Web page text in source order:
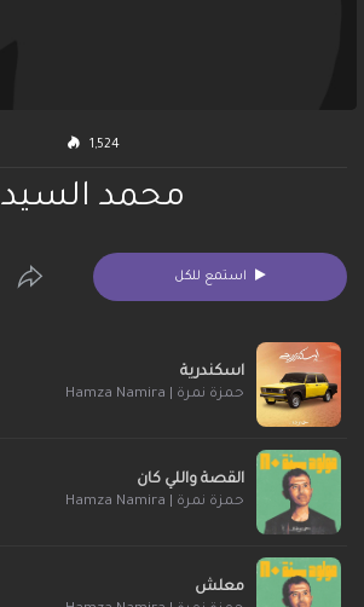
1,524
محمد السيد
استمع للكل
اسكندرية
حمزة نمرة | Hamza Namira
القصة واللي كان
حمزة نمرة | Hamza Namira
معلش